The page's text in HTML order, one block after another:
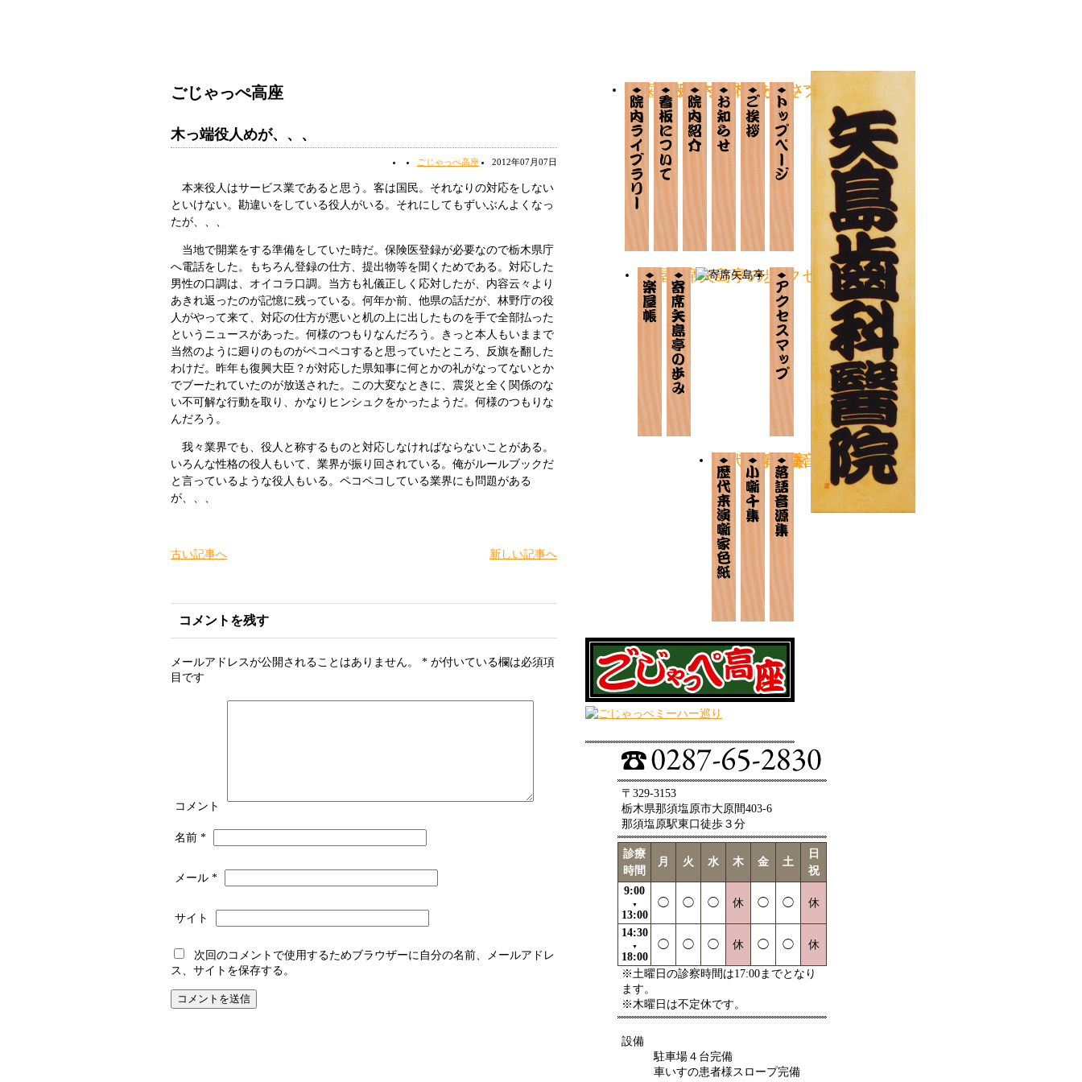
トップページ
ごあいさつ
お知らせ
院内案内
看板について
か歯ら板ライブラリー
アクセスマップ
寄席矢島亭の歩み
楽屋帳
落語音源集
小噺千集
歴代来演噺家
〒329-3153
栃木県那須塩原市大原間403-6
那須塩原駅東口徒歩３分
診療
時間
月 火 水 木 金 土
日
祝
9:00
▼
13:00
◯ ◯ ◯ 休 ◯ ◯ 休
14:30
▼
18:00
◯ ◯ ◯ 休 ◯ ◯ 休
※土曜日の診察時間は17:00までとなり
ます。
※木曜日は不定休です。
設備
駐車場４台完備
車いすの患者様スロープ完備
ごじゃっぺ高座
木っ端役人めが、、、
2012年07月07日
ごじゃっぺ高座
本来役人はサービス業であると思う。客は国民。それなりの対応をしない
といけない。勘違いをしている役人がいる。それにしてもずいぶんよくなっ
たが、、、
当地で開業をする準備をしていた時だ。保険医登録が必要なので栃木県庁
へ電話をした。もちろん登録の仕方、提出物等を聞くためである。対応した
男性の口調は、オイコラ口調。当方も礼儀正しく応対したが、内容云々より
あきれ返ったのが記憶に残っている。何年か前、他県の話だが、林野庁の役
人がやって来て、対応の仕方が悪いと机の上に出したものを手で全部払った
というニュースがあった。何様のつもりなんだろう。きっと本人もいままで
当然のように廻りのものがペコペコすると思っていたところ、反旗を翻した
わけだ。昨年も復興大臣？が対応した県知事に何とかの礼がなってないとか
でブーたれていたのが放送された。この大変なときに、震災と全く関係のな
い不可解な行動を取り、かなりヒンシュクをかったようだ。何様のつもりな
んだろう。
我々業界でも、役人と称するものと対応しなければならないことがある。
いろんな性格の役人もいて、業界が振り回されている。俺がルールブックだ
と言っているような役人もいる。ペコペコしている業界にも問題がある
が、、、
古い記事へ 新しい記事へ
コメントを残す
メールアドレスが公開されることはありません。 * が付いている欄は必須項
目です
コメント
名前 *
メール *
サイト
次回のコメントで使用するためブラウザーに自分の名前、メールアドレ
ス、サイトを保存する。